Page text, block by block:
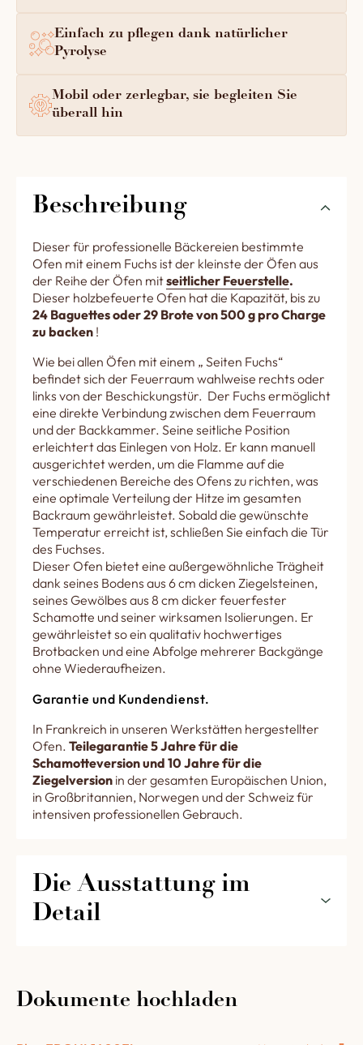
Einfach zu pflegen dank natürlicher
Pyrolyse
Mobil oder zerlegbar, sie begleiten Sie
überall hin
Beschreibung
Dieser für professionelle Bäckereien bestimmte
Ofen mit einem Fuchs ist der kleinste der Öfen aus
der Reihe der Öfen mitseitlicher Feuerstelle.
Dieser holzbefeuerte Ofen hat die Kapazität, bis zu
24 Baguettes oder 29 Brote von 500 g pro Charge
zu backen !
Wie bei allen Öfen mit einem „ Seiten Fuchs“
befindet sich der Feuerraum wahlweise rechts oder
links von der Beschickungstür. Der Fuchs ermöglicht
eine direkte Verbindung zwischen dem Feuerraum
und der Backkammer. Seine seitliche Position
erleichtert das Einlegen von Holz. Er kann manuell
ausgerichtet werden, um die Flamme auf die
verschiedenen Bereiche des Ofens zu richten, was
eine optimale Verteilung der Hitze im gesamten
Backraum gewährleistet. Sobald die gewünschte
Temperatur erreicht ist, schließen Sie einfach die Tür
des Fuchses.
Dieser Ofen bietet eine außergewöhnliche Trägheit
dank seines Bodens aus 6 cm dicken Ziegelsteinen,
seines Gewölbes aus 8 cm dicker feuerfester
Schamotte und seiner wirksamen Isolierungen. Er
gewährleistet so ein qualitativ hochwertiges
Brotbacken und eine Abfolge mehrerer Backgänge
ohne Wiederaufheizen.
Garantie und Kundendienst.
In Frankreich in unseren Werkstätten hergestellter
Ofen. Teilegarantie 5 Jahre für die
Schamotteversion und 10 Jahre für die
Ziegelversion in der gesamten Europäischen Union,
in Großbritannien, Norwegen und der Schweiz für
intensiven professionellen Gebrauch.
Die Ausstattung im
Detail
Dokumente hochladen